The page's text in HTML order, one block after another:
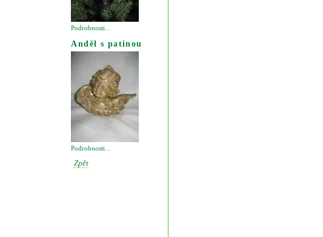
Podrobnosti…
Anděl s patinou
Podrobnosti…
Zpět